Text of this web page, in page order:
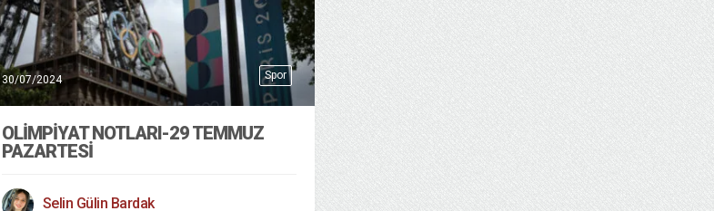
Spor
30/07/2024
OLIMPIYAT NOTLARI-29 TEMMUZ
PAZARTESI
Selin Gülin Bardak